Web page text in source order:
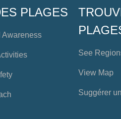
PLAGES
Awareness
See
View Map
Suggérer